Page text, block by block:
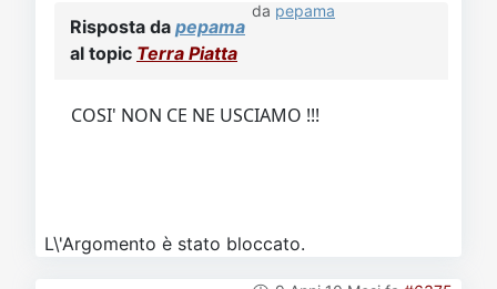
da pepama
Risposta da pepama
al topic Terra Piatta
COSI' NON CE NE USCIAMO !!!
L\'Argomento è stato bloccato.